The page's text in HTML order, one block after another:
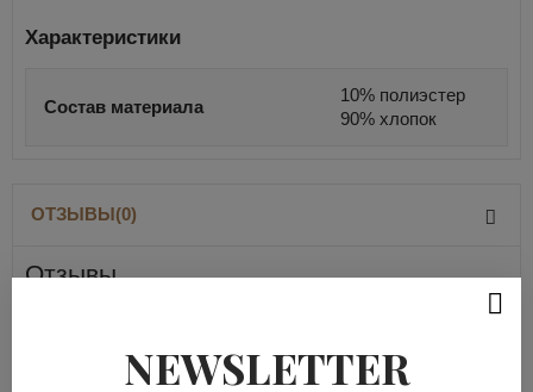
Характеристики
Состав материала
10% полиэстер
90% хлопок
ОТЗЫВЫ(0)
Отзывы
NEWSLETTER